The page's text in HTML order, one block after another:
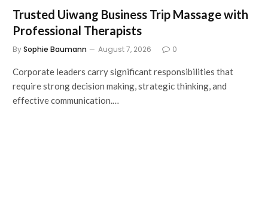
Trusted Uiwang Business Trip Massage with
Professional Therapists
BySophie Baumann August 7, 2026 0
Corporate leaders carry significant responsibilities that
require strong decision making, strategic thinking, and
effective communication.…